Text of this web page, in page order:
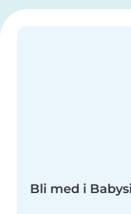
Bli med i